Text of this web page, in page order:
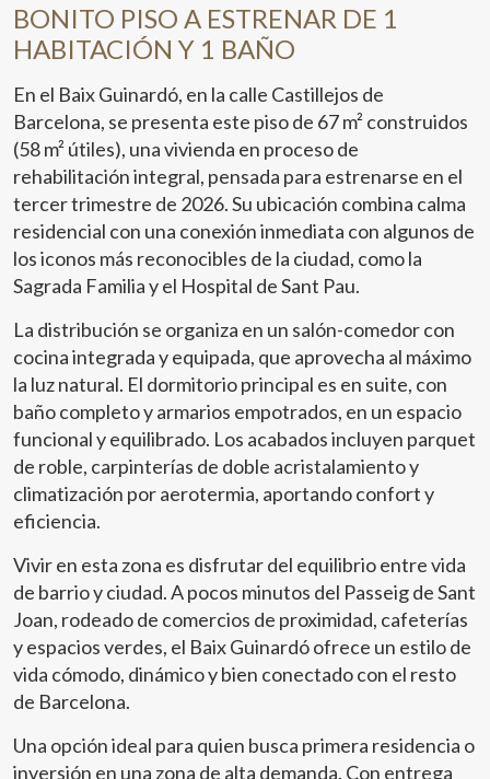
BONITO PISO A ESTRENAR DE 1
HABITACIÓN Y 1 BAÑO
En el Baix Guinardó, en la calle Castillejos de
Barcelona, se presenta este piso de 67 m² construidos
(58 m² útiles), una vivienda en proceso de
rehabilitación integral, pensada para estrenarse en el
tercer trimestre de 2026. Su ubicación combina calma
residencial con una conexión inmediata con algunos de
los iconos más reconocibles de la ciudad, como la
Sagrada Familia y el Hospital de Sant Pau.
La distribución se organiza en un salón-comedor con
cocina integrada y equipada, que aprovecha al máximo
la luz natural. El dormitorio principal es en suite, con
baño completo y armarios empotrados, en un espacio
funcional y equilibrado. Los acabados incluyen parquet
de roble, carpinterías de doble acristalamiento y
climatización por aerotermia, aportando confort y
eficiencia.
Vivir en esta zona es disfrutar del equilibrio entre vida
de barrio y ciudad. A pocos minutos del Passeig de Sant
Joan, rodeado de comercios de proximidad, cafeterías
y espacios verdes, el Baix Guinardó ofrece un estilo de
vida cómodo, dinámico y bien conectado con el resto
de Barcelona.
Una opción ideal para quien busca primera residencia o
inversión en una zona de alta demanda. Con entrega